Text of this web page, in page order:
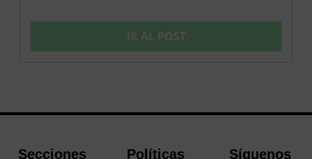
IR AL POST
Secciones Políticas Síguenos